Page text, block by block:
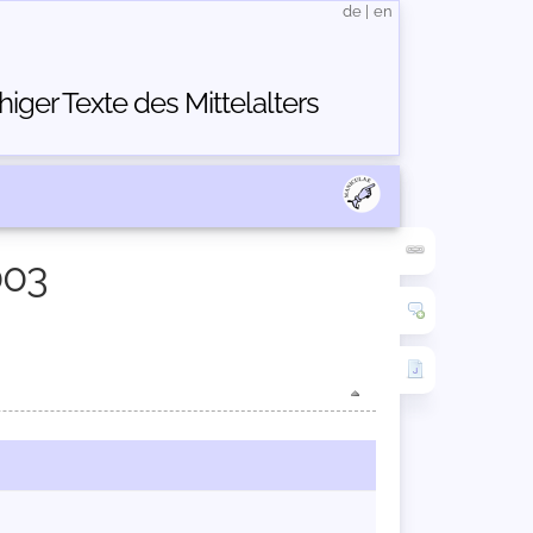
Texte des Mittelalters
de en